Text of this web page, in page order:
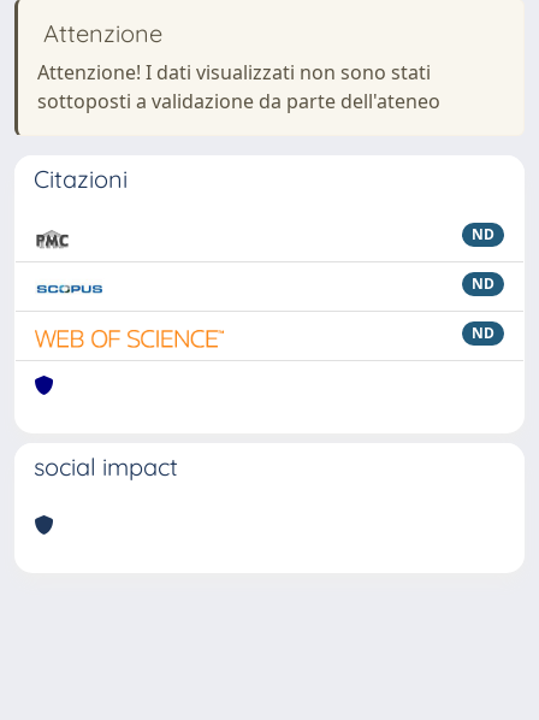
Attenzione
Attenzione! I dati visualizzati non sono stati
sottoposti a validazione da parte dell'ateneo
Citazioni
ND
ND
ND
social impact